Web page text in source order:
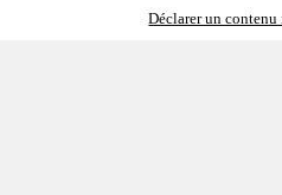
Déclarer un